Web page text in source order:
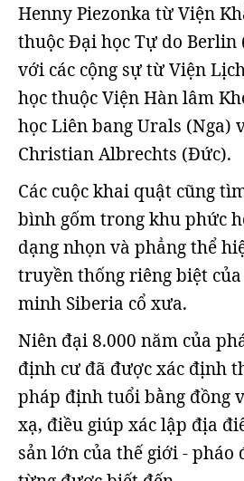
Henny Piezonka từ Viện
thuộc Đại học Tự do
với các cộng sự từ Viện
học thuộc Viện Hàn lâm
học Liên bang Urals (Nga)
Christian Albrechts (Đức).
Các cuộc khai quật cũng
bình gốm trong khu phức
dạng nhọn và phẳng thể
truyền thống riêng biệt của
minh Siberia cổ xưa.
Niên đại 8.000 năm của
định cư đã được xác định
pháp định tuổi bằng đồng
xạ, điều giúp xác lập địa
sản lớn của thế giới -